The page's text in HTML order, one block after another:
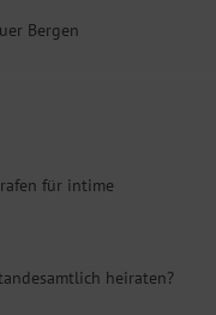
Bergen
für intime
heiraten?